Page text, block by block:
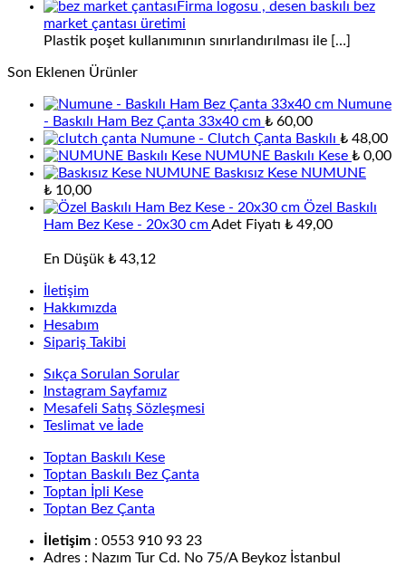
Firma logosu , desen baskılı bez
market çantası üretimi
Plastik poşet kullanımının sınırlandırılması ile […]
Son Eklenen Ürünler
Numune
- Baskılı Ham Bez Çanta 33x40 cm ₺ 60,00
Numune - Clutch Çanta Baskılı ₺ 48,00
NUMUNE Baskılı Kese ₺ 0,00
Baskısız Kese NUMUNE
₺ 10,00
Özel Baskılı
Ham Bez Kese - 20x30 cmAdet Fiyatı ₺ 49,00
En Düşük ₺ 43,12
İletişim
Hakkımızda
Hesabım
Sipariş Takibi
Sıkça Sorulan Sorular
Instagram Sayfamız
Mesafeli Satış Sözleşmesi
Teslimat ve İade
Toptan Baskılı Kese
Toptan Baskılı Bez Çanta
Toptan İpli Kese
Toptan Bez Çanta
İletişim : 0553 910 93 23
Adres : Nazım Tur Cd. No 75/A Beykoz İstanbul